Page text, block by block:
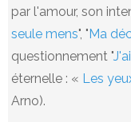
par l'amour, son
seule mens", "Ma
questionnement "
éternelle : « Les
Arno).